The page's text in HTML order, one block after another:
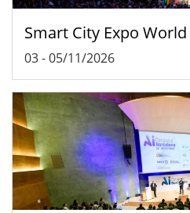
Smart City Expo
03-05/11/2026